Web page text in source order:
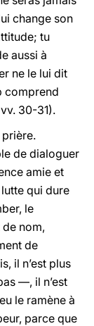
change son
tu
aussi à
ne le lui dit
comprend
30-31).
de dialoguer
amie et
qui dure
le
nom,
de
il n’est plus
—, il n’est
le ramène à
parce que